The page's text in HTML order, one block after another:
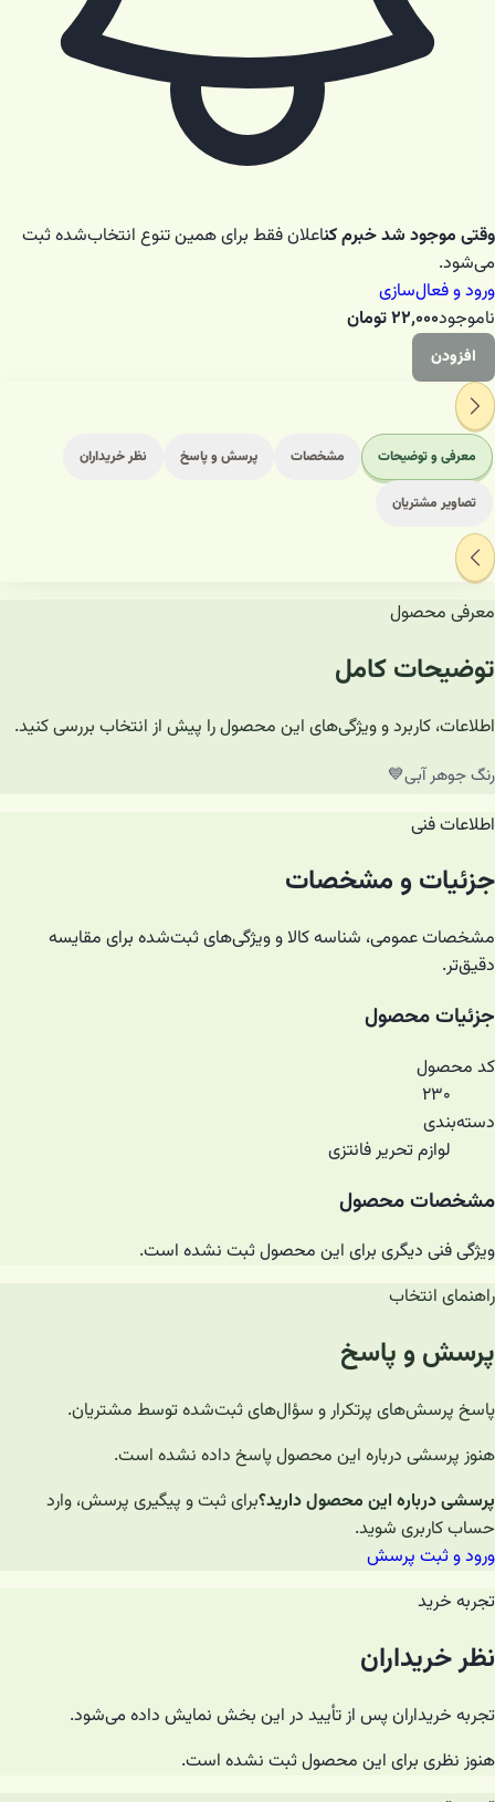
وقتی موجود شد خبرم کناعلان فقط برای همین تنوع انتخاب‌شده ثبت
می‌شود.
ورود و فعال‌سازی
ناموجود۲۲٬۰۰۰تومان
افزودن
معرفی و توضیحات مشخصات پرسش و پاسخ نظر خریداران
تصاویر مشتریان
معرفی محصول
توضیحات کامل
اطلاعات، کاربرد و ویژگی‌های این محصول را پیش از انتخاب بررسی کنید.
رنگ جوهر آبی💙
اطلاعات فنی
جزئیات و مشخصات
مشخصات عمومی، شناسه کالا و ویژگی‌های ثبت‌شده برای مقایسه
دقیق‌تر.
جزئیات محصول
کد محصول
۲۳۰
دسته‌بندی
لوازم تحریر فانتزی
مشخصات محصول
ویژگی فنی دیگری برای این محصول ثبت نشده است.
راهنمای انتخاب
پرسش و پاسخ
پاسخ پرسش‌های پرتکرار و سؤال‌های ثبت‌شده توسط مشتریان.
هنوز پرسشی درباره این محصول پاسخ داده نشده است.
پرسشی درباره این محصول دارید؟برای ثبت و پیگیری پرسش، وارد
حساب کاربری شوید.
ورود و ثبت پرسش
تجربه خرید
نظر خریداران
تجربه خریداران پس از تأیید در این بخش نمایش داده می‌شود.
هنوز نظری برای این محصول ثبت نشده است.